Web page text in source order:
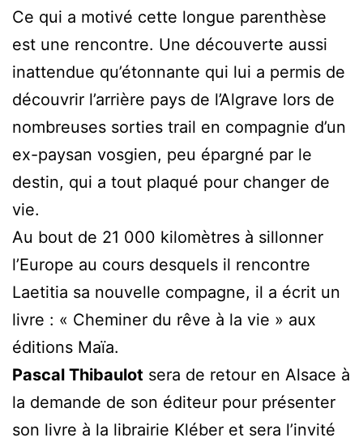
Ce qui a motivé cette longue parenthèse
est une rencontre. Une découverte aussi
inattendue qu’étonnante qui lui a permis de
découvrir l’arrière pays de l’Algrave lors de
nombreuses sorties trail en compagnie d’un
ex-paysan vosgien, peu épargné par le
destin, qui a tout plaqué pour changer de
vie.
Au bout de 21 000 kilomètres à sillonner
l’Europe au cours desquels il rencontre
Laetitia sa nouvelle compagne, il a écrit un
livre : « Cheminer du rêve à la vie » aux
éditions Maïa.
Pascal Thibaulot sera de retour en Alsace à
la demande de son éditeur pour présenter
son livre à la librairie Kléber et sera l’invité